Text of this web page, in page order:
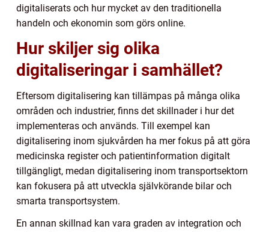
digitaliserats och hur mycket av den traditionella
handeln och ekonomin som görs online.
Hur skiljer sig olika
digitaliseringar i samhället?
Eftersom digitalisering kan tillämpas på många olika
områden och industrier, finns det skillnader i hur det
implementeras och används. Till exempel kan
digitalisering inom sjukvården ha mer fokus på att göra
medicinska register och patientinformation digitalt
tillgängligt, medan digitalisering inom transportsektorn
kan fokusera på att utveckla självkörande bilar och
smarta transportsystem.
En annan skillnad kan vara graden av integration och